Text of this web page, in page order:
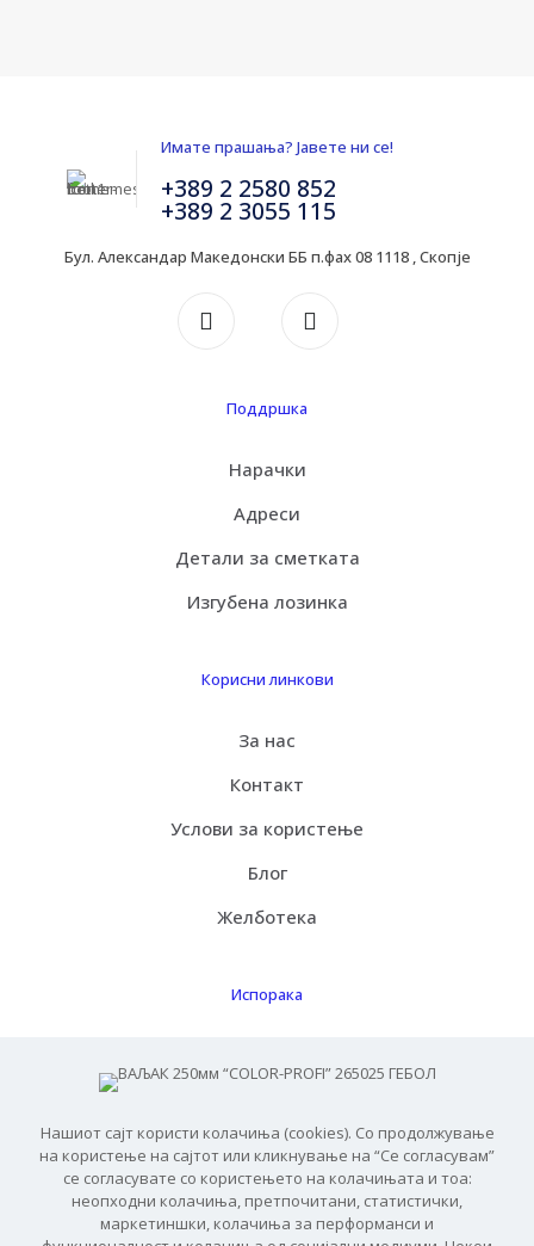
Имате прашања? Јавете ни се!
+389 2 2580 852
+389 2 3055 115
Бул. Александар Македонски ББ п.фах 08 1118 , Скопје
Поддршка
Нарачки
Адреси
Детали за сметката
Изгубена лозинка
Корисни линкови
За нас
Контакт
Услови за користење
Блог
Желботека
Испорака
ЧПП
Нашиот сајт користи колачиња (cookies). Со продолжување
на користење на сајтот или кликнување на “Се согласувам”
се согласувате со користењето на колачињата и тоа:
неопходни колачиња, претпочитани, статистички,
маркетиншки, колачиња за перформанси и